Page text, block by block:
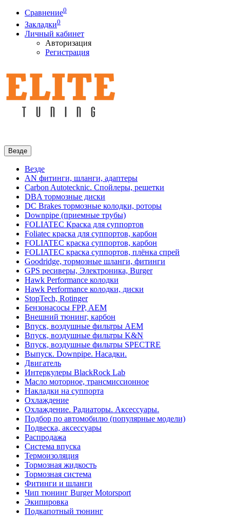
Сравнение0
Закладки0
Личный кабинет
Авторизация
Регистрация
Везде
Везде
AN фитинги, шланги, адаптеры
Carbon Autotecknic. Спойлеры, решетки
DBA тормозные диски
DC Brakes тормозные колодки, роторы
Downpipe (приемные трубы)
FOLIATEC Краска для суппортов
Foliatec краска для суппортов, карбон
FOLIATEC краска суппортов, карбон
FOLIATEC краска суппортов, плёнка спрей
Goodridge, тормозные шланги, фитинги
GPS ресиверы, Электроника, Burger
Hawk Performance колодки
Hawk Performance колодки, диски
StopTech, Rotinger
Бензонасосы FPP, AEM
Внешний тюнинг, карбон
Впуск, воздушные фильтры AEM
Впуск, воздушные фильтры K&N
Впуск, воздушные фильтры SPECTRE
Выпуск. Downpipe. Насадки.
Двигатель
Интеркулеры BlackRock Lab
Масло моторное, трансмиссионное
Накладки на суппорта
Охлаждение
Охлаждение. Радиаторы. Аксессуары.
Подбор по автомобилю (популярные модели)
Подвеска, аксессуары
Распродажа
Система впуска
Термоизоляция
Тормозная жидкость
Тормозная система
Фитинги и шланги
Чип тюнинг Burger Motorsport
Экипировка
Подкапотный тюнинг